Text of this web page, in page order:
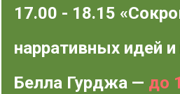
17.00 - 18.15
нарративных идей и
Белла Гурджа — до